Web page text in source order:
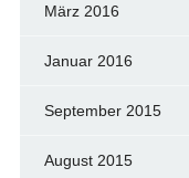
März 2016
Januar 2016
September 2015
August 2015